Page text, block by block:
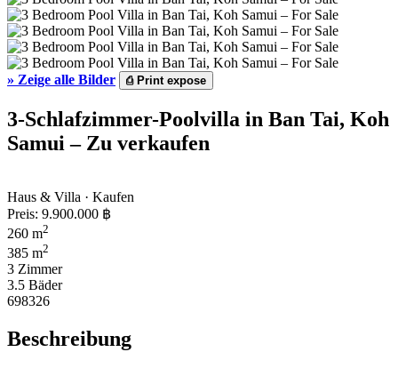
» Zeige alle Bilder ⎙Print expose
3-Schlafzimmer-Poolvilla in Ban Tai, Koh
Samui – Zu verkaufen
Haus & Villa · Kaufen
Preis: 9.900.000 ฿
260 m2
385 m2
3 Zimmer
3.5 Bäder
698326
Beschreibung